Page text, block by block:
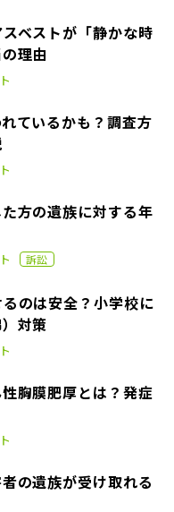
ベストが「静かな時
理由
ているかも？調査方
方の遺族に対する年
訴訟
のは安全？小学校に
対策
胸膜肥厚とは？発症
の遺族が受け取れる